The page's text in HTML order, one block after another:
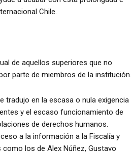
Chile.
de aquellos superiores que no
parte de miembros de la institución.
tradujo en la escasa o nula exigencia
y el escaso funcionamiento de
de derechos humanos.
a la información a la Fiscalía y
los de Alex Núñez, Gustavo